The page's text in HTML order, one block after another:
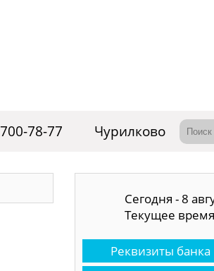
78-77 Чурилково
Сегодня - 8
Текущее
Реквизиты банка